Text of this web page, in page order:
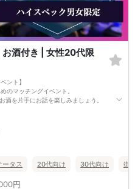
酒付き | 女性20代限
ント】
のマッチングイベント。
酒を片手にお話を楽しみましょう。
ご参加いただけません
います。
。10分以上の遅刻はご参加をお断り
ータス 20代向け 30代向け 街
円